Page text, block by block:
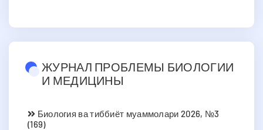
ЖУРНАЛ ПРОБЛЕМЫ БИОЛОГИИ
И МЕДИЦИНЫ
Биология ва тиббиёт муаммолари 2026, №3
(169)